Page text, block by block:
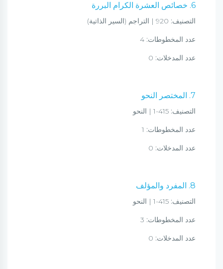
6. خصائص العشرة الكرام البررة
التصنيف:
عدد المخطوطات:
عدد المدخلات:
7. المختصر النحو
التصنيف:
عدد المخطوطات:
عدد المدخلات:
8. المفرد والمؤلف
التصنيف:
عدد المخطوطات:
عدد المدخلات: